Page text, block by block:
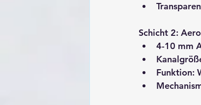
Schicht 2:
4-10 mm
Funktion: